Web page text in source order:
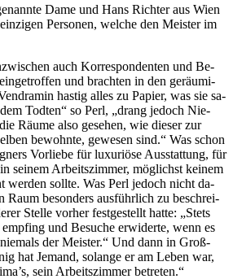
Dame und Hans Rich­ter aus Wien
Per­so­nen, wel­che den Meis­ter im
auch Kor­re­spon­den­ten und Be­
und brach­ten in den ge­räu­mi­
has­tig al­les zu Pa­pier, was sie sa­
Tod­ten“ so Perl, „drang je­doch Nie­
Räu­me also ge­se­hen, wie die­ser zur
be­wohn­te, ge­we­sen sind.“ Was schon
Vor­lie­be für lu­xu­riö­se Aus­stat­tung, für
sei­nem Ar­beits­zim­mer, mög­lichst kei­nem
wer­den soll­te. Was Perl je­doch nicht da­
Raum be­son­ders aus­führ­lich zu be­schrei­
Stel­le vor­her fest­ge­stellt hat­te: „Stets
und Be­su­che er­wi­der­te, wenn es
der Meis­ter.“ Und dann in Groß­
hat Je­mand, so­lan­ge er am Le­ben war,
sein Ar­beits­zim­mer betreten.“